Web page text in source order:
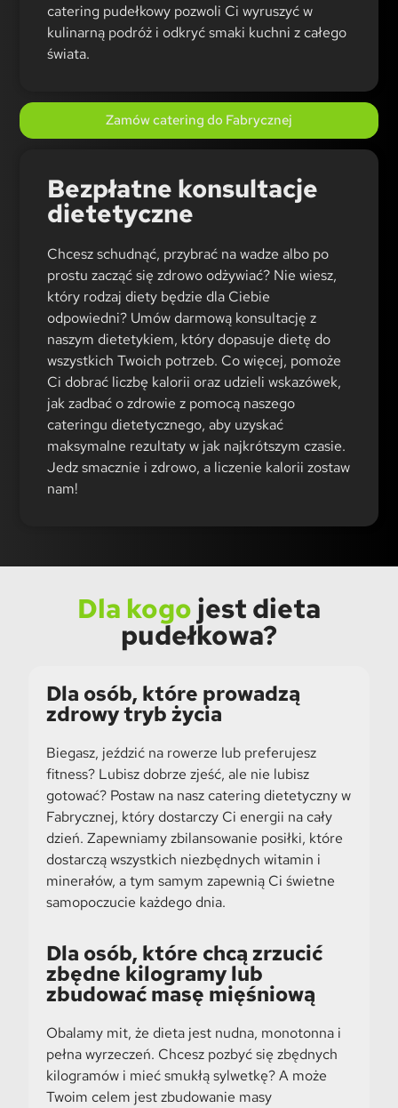
catering pudełkowy pozwoli Ci wyruszyć w
kulinarną podróż i odkryć smaki kuchni z całego
świata.
Zamów catering do Fabrycznej
Bezpłatne konsultacje
dietetyczne
Chcesz schudnąć, przybrać na wadze albo po
prostu zacząć się zdrowo odżywiać? Nie wiesz,
który rodzaj diety będzie dla Ciebie
odpowiedni? Umów darmową konsultację z
naszym dietetykiem, który dopasuje dietę do
wszystkich Twoich potrzeb. Co więcej, pomoże
Ci dobrać liczbę kalorii oraz udzieli wskazówek,
jak zadbać o zdrowie z pomocą naszego
cateringu dietetycznego, aby uzyskać
maksymalne rezultaty w jak najkrótszym czasie.
Jedz smacznie i zdrowo, a liczenie kalorii zostaw
nam!
Dla kogo jest dieta
pudełkowa?
Dla osób, które prowadzą
zdrowy tryb życia
Biegasz, jeździć na rowerze lub preferujesz
fitness? Lubisz dobrze zjeść, ale nie lubisz
gotować? Postaw na nasz catering dietetyczny w
Fabrycznej, który dostarczy Ci energii na cały
dzień. Zapewniamy zbilansowanie posiłki, które
dostarczą wszystkich niezbędnych witamin i
minerałów, a tym samym zapewnią Ci świetne
samopoczucie każdego dnia.
Dla osób, które chcą zrzucić
zbędne kilogramy lub
zbudować masę mięśniową
Obalamy mit, że dieta jest nudna, monotonna i
pełna wyrzeczeń. Chcesz pozbyć się zbędnych
kilogramów i mieć smukłą sylwetkę? A może
Twoim celem jest zbudowanie masy